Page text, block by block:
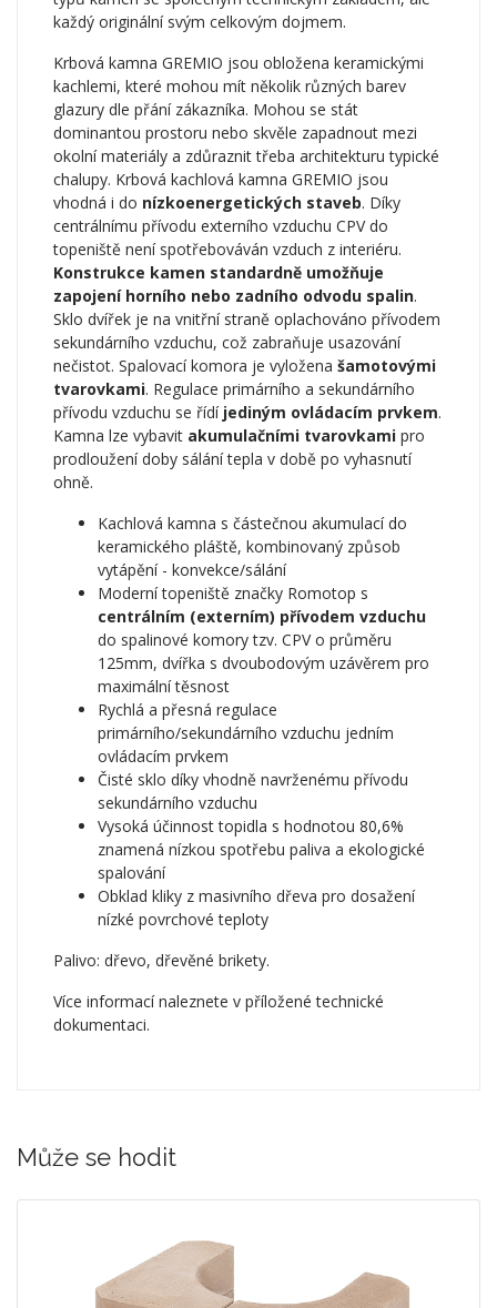
každý originální svým celkovým dojmem.
Krbová kamna GREMIO jsou obložena keramickými
kachlemi, které mohou mít několik různých barev
glazury dle přání zákazníka. Mohou se stát
dominantou prostoru nebo skvěle zapadnout mezi
okolní materiály a zdůraznit třeba architekturu typické
chalupy. Krbová kachlová kamna GREMIO jsou
vhodná i do nízkoenergetických staveb. Díky
centrálnímu přívodu externího vzduchu CPV do
topeniště není spotřebováván vzduch z interiéru.
Konstrukce kamen standardně umožňuje
zapojení horního nebo zadního odvodu spalin.
Sklo dvířek je na vnitřní straně oplachováno přívodem
sekundárního vzduchu, což zabraňuje usazování
nečistot. Spalovací komora je vyložena šamotovými
tvarovkami. Regulace primárního a sekundárního
přívodu vzduchu se řídí jediným ovládacím prvkem.
Kamna lze vybavit akumulačními tvarovkami pro
prodloužení doby sálání tepla v době po vyhasnutí
ohně.
Kachlová kamna s částečnou akumulací do
keramického pláště, kombinovaný způsob
vytápění - konvekce/sálání
Moderní topeniště značky Romotop s
centrálním (externím) přívodem vzduchu
do spalinové komory tzv. CPV o průměru
125mm, dvířka s dvoubodovým uzávěrem pro
maximální těsnost
Rychlá a přesná regulace
primárního/sekundárního vzduchu jedním
ovládacím prvkem
Čisté sklo díky vhodně navrženému přívodu
sekundárního vzduchu
Vysoká účinnost topidla s hodnotou 80,6%
znamená nízkou spotřebu paliva a ekologické
spalování
Obklad kliky z masivního dřeva pro dosažení
nízké povrchové teploty
Palivo: dřevo, dřevěné brikety.
Více informací naleznete v příložené technické
dokumentaci.
Může se hodit